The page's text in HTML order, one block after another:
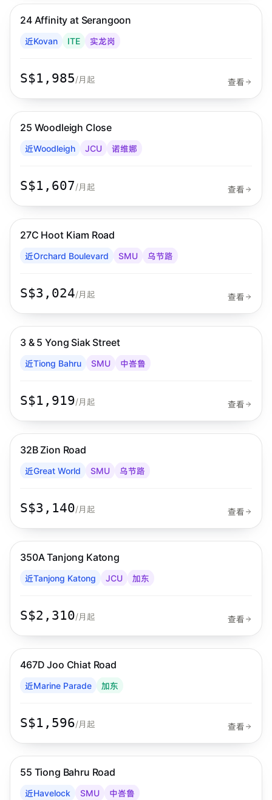
Habyt
24 Affinity at Serangoon
近Kovan ITE 实龙岗
S$1,985/月起 查看
Habyt
步行 8 分钟到 MRT 诺维娜
25 Woodleigh Close
近Woodleigh JCU 诺维娜
S$1,607/月起 查看
Habyt
步行 8 分钟到 MRT 乌节路
27C Hoot Kiam Road
近Orchard Boulevard SMU 乌节路
S$3,024/月起 查看
Habyt
步行 10 分钟到 MRT 中峇鲁
3 & 5 Yong Siak Street
近Tiong Bahru SMU 中峇鲁
S$1,919/月起 查看
Habyt
步行 8 分钟到 MRT 乌节路
32B Zion Road
近Great World SMU 乌节路
S$3,140/月起 查看
Habyt
步行 3 分钟到 MRT 加东
350A Tanjong Katong
近Tanjong Katong JCU 加东
S$2,310/月起 查看
Habyt
步行 7 分钟到 MRT 加东
467D Joo Chiat Road
近Marine Parade 加东
S$1,596/月起 查看
Habyt
步行 5 分钟到 MRT 中峇鲁
55 Tiong Bahru Road
近Havelock SMU 中峇鲁